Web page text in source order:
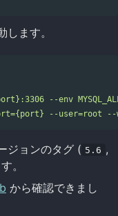
ます。
--env
--user=root
ジョンのタグ ( 5.6 ,
。
から確認できまし